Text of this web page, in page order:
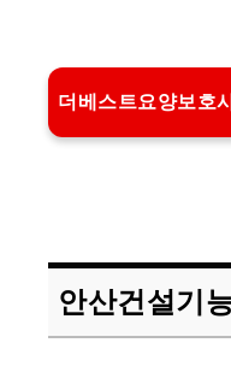
더베스트요양보호
안산건설기